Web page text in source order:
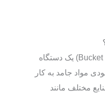
الواتور سطلی زنجیری (Bucket Elevator) یک دستگاه
مواد جامد به کار
مختلف مانند